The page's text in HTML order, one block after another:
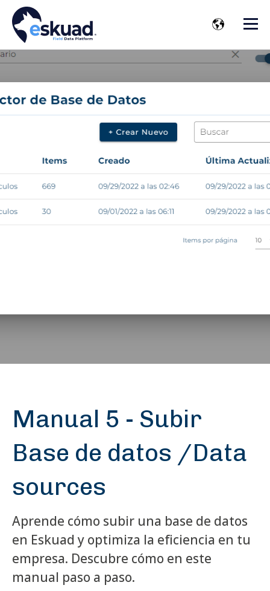
Manual 5 - Subir
Base de datos /Data
sources
Aprende cómo subir una base de datos
en Eskuad y optimiza la eficiencia en tu
empresa. Descubre cómo en este
manual paso a paso.